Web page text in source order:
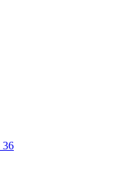
36